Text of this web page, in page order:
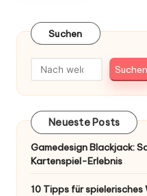
Suchen
Suchen
Neueste Posts
Gamedesign Blackjack:
Kartenspiel-Erlebnis
10 Tipps für